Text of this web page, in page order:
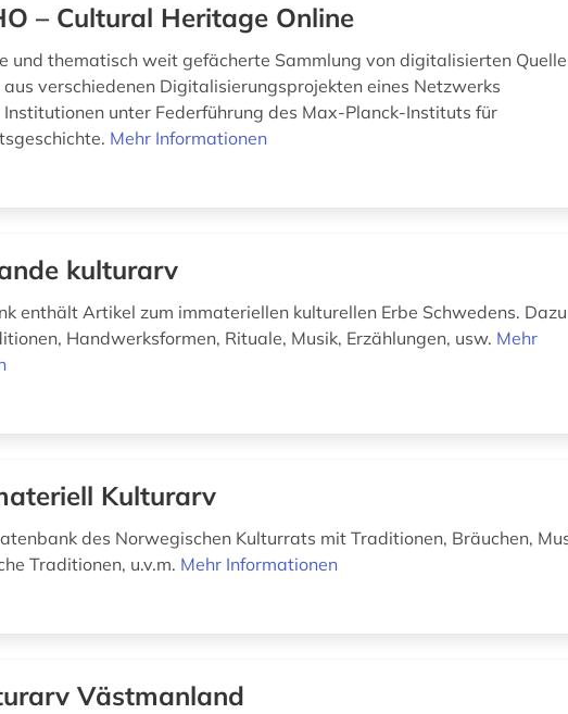
– Cultural Heritage Online
und thematisch weit gefächerte Sammlung von digitalisierten
aus verschiedenen Digitalisierungsprojekten eines Netzwerks
unter Federführung des Max-Planck-Instituts für
Mehr Informationen
kulturarv
enthält Artikel zum immateriellen kulturellen Erbe Schwedens. Dazu
Handwerksformen, Rituale, Musik, Erzählungen, usw. Mehr
Kulturarv
des Norwegischen Kulturrats mit Traditionen, Bräuchen,
Traditionen, u.v.m. Mehr Informationen
Västmanland